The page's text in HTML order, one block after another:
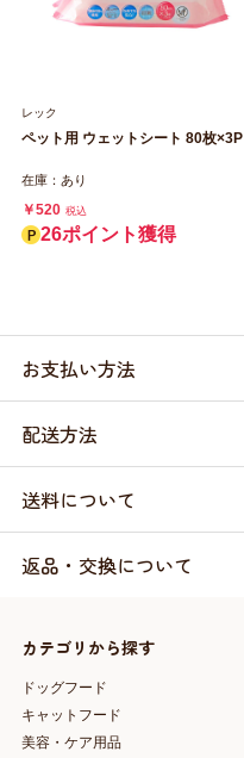
レック
ペット用 ウェットシート 80枚×3P
在庫：あり
￥520 税込
26ポイント獲得
お支払い方法
配送方法
送料について
返品・交換について
カテゴリから探す
ドッグフード
キャットフード
美容・ケア用品